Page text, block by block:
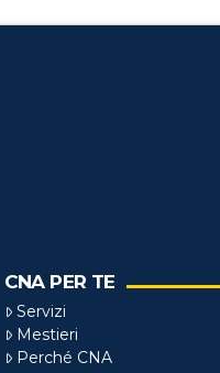
CNA PER TE
Servizi
Mestieri
Perché CNA